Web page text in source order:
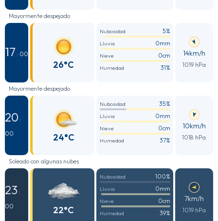
Mayormente despejado
17 : 00
26°C
Nubosidad 5%
Lluvia 0mm
Nieve 0cm
Humedad 31%
14km/h
1019 hPa
Mayormente despejado
20 :
00
24°C
Nubosidad 35%
Lluvia 0mm
Nieve 0cm
Humedad 37%
10km/h
1018 hPa
Soleado con algunas nubes
23 :
00
22°C
Nubosidad 100%
Lluvia 0mm
Nieve 0cm
Humedad 39%
7km/h
1019 hPa